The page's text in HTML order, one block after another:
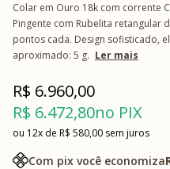
Colar em Ouro 18k com corrente
Pingente com Rubelita retangular
pontos cada. Design sofisticado,
aproximado: 5 g. Ler mais
R$ 6.472,80no PIX
R$ 6.960,00
12x R$ 580,00 sem juros
Com pix você economiza